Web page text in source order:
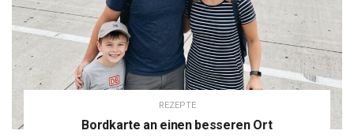
REZEPTE
Bordkarte an einen besseren Ort